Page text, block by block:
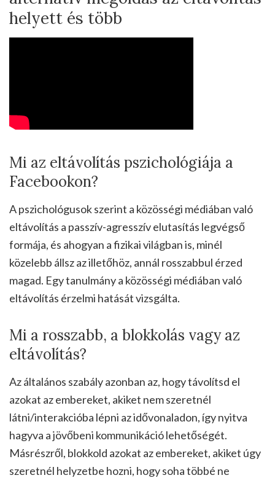
helyett és több
Mi az eltávolítás pszichológiája a
Facebookon?
A pszichológusok szerint a közösségi médiában való
eltávolítás a passzív-agresszív elutasítás legvégső
formája, és ahogyan a fizikai világban is, minél
közelebb állsz az illetőhöz, annál rosszabbul érzed
magad. Egy tanulmány a közösségi médiában való
eltávolítás érzelmi hatását vizsgálta.
Mi a rosszabb, a blokkolás vagy az
eltávolítás?
Az általános szabály azonban az, hogy távolítsd el
azokat az embereket, akiket nem szeretnél
látni/interakcióba lépni az idővonaladon, így nyitva
hagyva a jövőbeni kommunikáció lehetőségét.
Másrészről, blokkold azokat az embereket, akiket úgy
szeretnél helyzetbe hozni, hogy soha többé ne